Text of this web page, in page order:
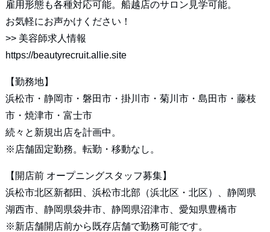
雇用形態も各種対応可能。船越店のサロン見学可能。
お気軽にお声かけください！
>> 美容師求人情報
https://beautyrecruit.allie.site
【勤務地】
浜松市・静岡市・磐田市・掛川市・菊川市・島田市・藤枝
市・焼津市・富士市
続々と新規出店を計画中。
※店舗固定勤務。転勤・移動なし。
【開店前 オープニングスタッフ募集】
浜松市北区新都田、浜松市北部（浜北区・北区）、静岡県
湖西市、静岡県袋井市、静岡県沼津市、愛知県豊橋市
※新店舗開店前から既存店舗で勤務可能です。